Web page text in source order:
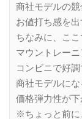
商社モデルの競
お値打ち感を出
ちなみに、ここ
マウントレーニ
コンビニで好
商社モデルにな
価格弾力性が下
※ちょっと前に